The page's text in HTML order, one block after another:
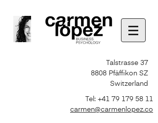
Talstrasse 37
8808 Pfäffikon SZ
Switzerland
Tel: +41 79 179 58 11
carmen@carmenlopez.co